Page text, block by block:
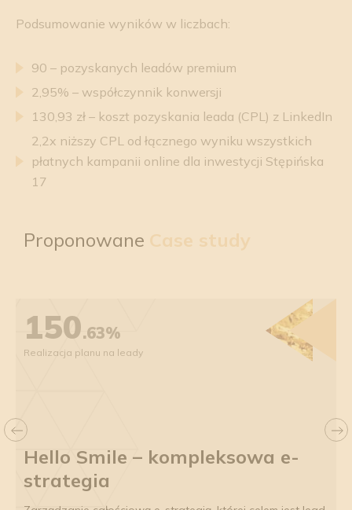
Podsumowanie wyników w liczbach:
90 – pozyskanych leadów premium
2,95% – współczynnik konwersji
130,93 zł – koszt pozyskania leada (CPL) z LinkedIn
2,2x niższy CPL od łącznego wyniku wszystkich
płatnych kampanii online dla inwestycji Stępińska
17
Proponowane Case study
150.63%
Realizacja planu na leady
Hello Smile – kompleksowa e-
strategia